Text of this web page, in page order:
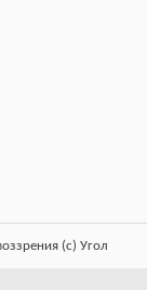
(с) Угол